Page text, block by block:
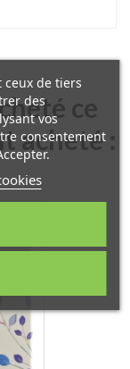
ce
acheté :
ceux de tiers
des
vos
consentement